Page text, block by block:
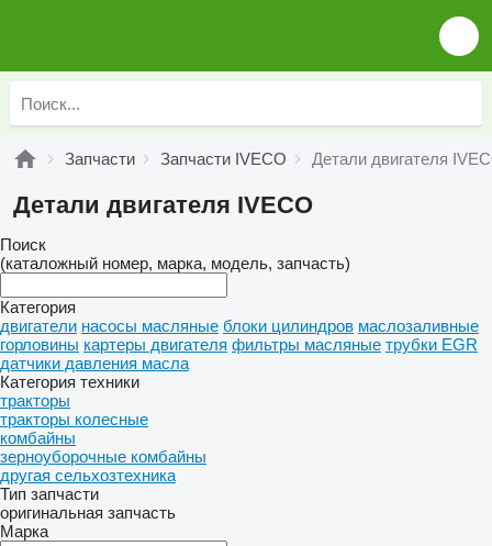
Запчасти Запчасти IVECO Детали двигателя
Детали двигателя IVECO
Поиск
(каталожный номер, марка, модель, запчасть)
Категория
двигатели насосы масляные блоки цилиндров маслозаливные
горловины картеры двигателя фильтры масляные трубки EGR
датчики давления масла
Категория техники
тракторы
тракторы колесные
комбайны
зерноуборочные комбайны
другая сельхозтехника
Тип запчасти
оригинальная запчасть
Марка